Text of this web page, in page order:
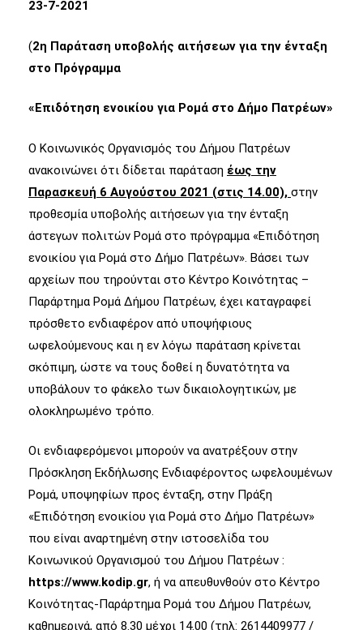
23-7-2021
(2η Παράταση υποβολής αιτήσεων για την ένταξη
στο Πρόγραμμα
«Επιδότηση ενοικίου για Ρομά στο Δήμο Πατρέων»
Ο Κοινωνικός Οργανισμός του Δήμου Πατρέων
ανακοινώνει ότι δίδεται παράταση έως την
Παρασκευή 6 Αυγούστου 2021 (στις 14.00), στην
προθεσμία υποβολής αιτήσεων για την ένταξη
άστεγων πολιτών Ρομά στο πρόγραμμα «Επιδότηση
ενοικίου για Ρομά στο Δήμο Πατρέων». Βάσει των
αρχείων που τηρούνται στο Κέντρο Κοινότητας –
Παράρτημα Ρομά Δήμου Πατρέων, έχει καταγραφεί
πρόσθετο ενδιαφέρον από υποψήφιους
ωφελούμενους και η εν λόγω παράταση κρίνεται
σκόπιμη, ώστε να τους δοθεί η δυνατότητα να
υποβάλουν το φάκελο των δικαιολογητικών, με
ολοκληρωμένο τρόπο.
Οι ενδιαφερόμενοι μπορούν να ανατρέξουν στην
Πρόσκληση Εκδήλωσης Ενδιαφέροντος ωφελουμένων
Ρομά, υποψηφίων προς ένταξη, στην Πράξη
«Επιδότηση ενοικίου για Ρομά στο Δήμο Πατρέων»
που είναι αναρτημένη στην ιστοσελίδα του
Κοινωνικού Οργανισμού του Δήμου Πατρέων :
https://www.kodip.gr, ή να απευθυνθούν στο Κέντρο
Κοινότητας-Παράρτημα Ρομά του Δήμου Πατρέων,
καθημερινά, από 8.30 μέχρι 14.00 (τηλ: 2614409977 /